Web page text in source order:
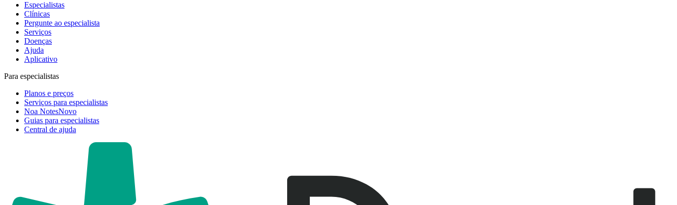
Especialistas
Clínicas
Pergunte ao especialista
Serviços
Doenças
Ajuda
Aplicativo
Para especialistas
Planos e preços
Serviços para especialistas
Noa NotesNovo
Guias para especialistas
Central de ajuda